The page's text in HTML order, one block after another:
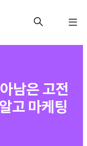
남은 고전
고 마케팅